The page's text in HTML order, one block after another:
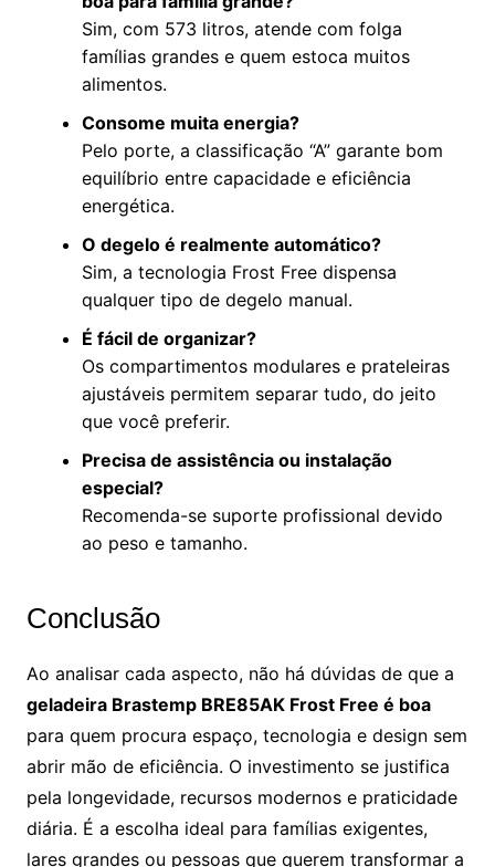
Sim, com 573 litros, atende com folga
famílias grandes e quem estoca muitos
alimentos.
Consome muita energia?
Pelo porte, a classificação “A” garante bom
equilíbrio entre capacidade e eficiência
energética.
O degelo é realmente automático?
Sim, a tecnologia Frost Free dispensa
qualquer tipo de degelo manual.
É fácil de organizar?
Os compartimentos modulares e prateleiras
ajustáveis permitem separar tudo, do jeito
que você preferir.
Precisa de assistência ou instalação
especial?
Recomenda-se suporte profissional devido
ao peso e tamanho.
Conclusão
Ao analisar cada aspecto, não há dúvidas de que a
geladeira Brastemp BRE85AK Frost Free é boa
para quem procura espaço, tecnologia e design sem
abrir mão de eficiência. O investimento se justifica
pela longevidade, recursos modernos e praticidade
diária. É a escolha ideal para famílias exigentes,
lares grandes ou pessoas que querem transformar a